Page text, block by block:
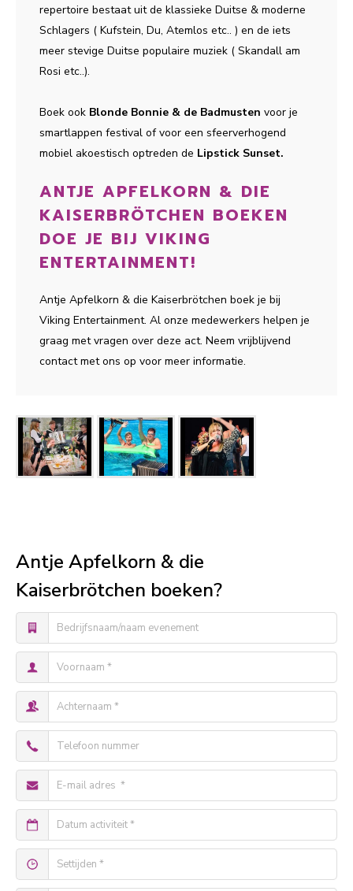
repertoire bestaat uit de klassieke Duitse & moderne
Schlagers ( Kufstein, Du, Atemlos etc.. ) en de iets
meer stevige Duitse populaire muziek ( Skandall am
Rosi etc..).
Boek ook Blonde Bonnie & de Badmusten voor je
smartlappen festival of voor een sfeerverhogend
mobiel akoestisch optreden de Lipstick Sunset.
ANTJE APFELKORN & DIE
KAISERBRÖTCHEN BOEKEN
DOE JE BIJ VIKING
ENTERTAINMENT!
Antje Apfelkorn & die Kaiserbrötchen boek je bij
Viking Entertainment. Al onze medewerkers helpen je
graag met vragen over deze act. Neem vrijblijvend
contact met ons op voor meer informatie.
Antje Apfelkorn & die
Kaiserbrötchen boeken?